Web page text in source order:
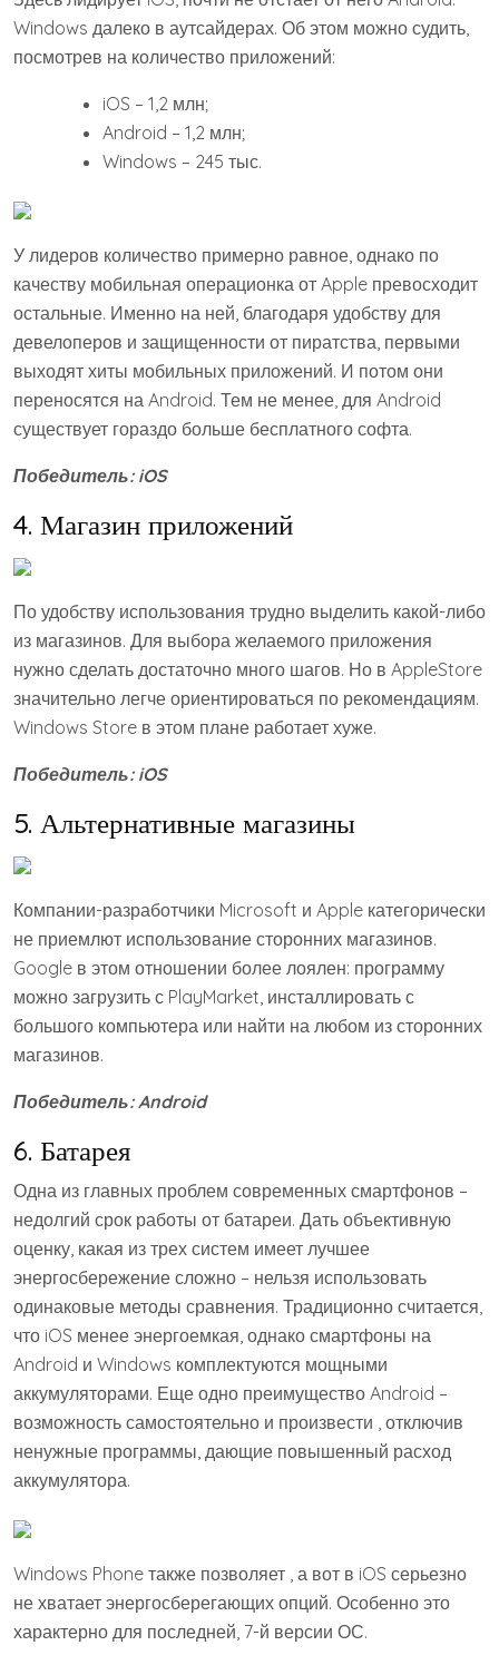
Windows далеко в аутсайдерах. Об этом можно судить,
посмотрев на количество приложений:
iOS – 1,2 млн;
Android – 1,2 млн;
Windows – 245 тыс.
У лидеров количество примерно равное, однако по
качеству мобильная операционка от Apple превосходит
остальные. Именно на ней, благодаря удобству для
девелоперов и защищенности от пиратства, первыми
выходят хиты мобильных приложений. И потом они
переносятся на Android. Тем не менее, для Android
существует гораздо больше бесплатного софта.
Победитель: iOS
4. Магазин приложений
По удобству использования трудно выделить какой-либо
из магазинов. Для выбора желаемого приложения
нужно сделать достаточно много шагов. Но в AppleStore
значительно легче ориентироваться по рекомендациям.
Windows Store в этом плане работает хуже.
Победитель: iOS
5. Альтернативные магазины
Компании-разработчики Microsoft и Apple категорически
не приемлют использование сторонних магазинов.
Google в этом отношении более лоялен: программу
можно загрузить с PlayMarket, инсталлировать с
большого компьютера или найти на любом из сторонних
магазинов.
Победитель: Android
6. Батарея
Одна из главных проблем современных смартфонов –
недолгий срок работы от батареи. Дать объективную
оценку, какая из трех систем имеет лучшее
энергосбережение сложно – нельзя использовать
одинаковые методы сравнения. Традиционно считается,
что iOS менее энергоемкая, однако смартфоны на
Android и Windows комплектуются мощными
аккумуляторами. Еще одно преимущество Android –
возможность самостоятельно и произвести , отключив
ненужные программы, дающие повышенный расход
аккумулятора.
Windows Phone также позволяет , а вот в iOS серьезно
не хватает энергосберегающих опций. Особенно это
характерно для последней, 7-й версии ОС.